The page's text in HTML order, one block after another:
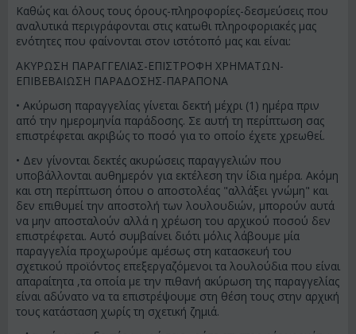
Καθώς και όλους τους όρους-πληροφορίες-δεσμεύσεις που
αναλυτικά περιγράφονται στις κατωθι πληροφοριακές μας
ενότητες που φαίνονται στον ιστότοπό μας και είναι:
ΑΚΥΡΩΣΗ ΠΑΡΑΓΓΕΛΙΑΣ-ΕΠΙΣΤΡΟΦΗ ΧΡΗΜΑΤΩΝ-
ΕΠΙΒΕΒΑΙΩΣΗ ΠΑΡΑΔΟΣΗΣ-ΠΑΡΑΠΟΝΑ
• Ακύρωση παραγγελίας γίνεται δεκτή μέχρι (1) ημέρα πριν
από την ημερομηνία παράδοσης. Σε αυτή τη περίπτωση σας
επιστρέφεται ακριβώς το ποσό για το οποίο έχετε χρεωθεί.
• Δεν γίνονται δεκτές ακυρώσεις παραγγελιών που
υποβάλλονται αυθημερόν για εκτέλεση την ίδια ημέρα. Ακόμη
και στη περίπτωση όπου ο αποστολέας "αλλάξει γνώμη" και
δεν επιθυμεί την αποστολή των λουλουδιών, μπορούν αυτά
να μην αποσταλούν αλλά η χρέωση του αρχικού ποσού δεν
επιστρέφεται. Αυτό συμβαίνει διότι μόλις λάβουμε μία
παραγγελία προχωρούμε αμέσως στη κατασκευή του
σχετικού προϊόντος επεξεργαζόμενοι τα λουλούδια που είναι
απαραίτητα ,τα οποία με την πιθανή ακύρωση της παραγγελίας
είναι αδύνατο να τα επιστρέψουμε στη θέση τους στην αρχική
τους κατάσταση χωρίς τη σχετική ζημιά.